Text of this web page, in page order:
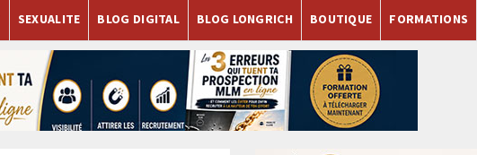
SEXUALITE BLOG DIGITAL BLOG LONGRICH BOUTIQUE FORMATIONS